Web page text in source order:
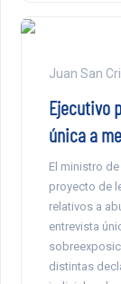
Juan San
Ejecutivo
única a
El ministro
proyecto de
relativos a
entrevista
distintas